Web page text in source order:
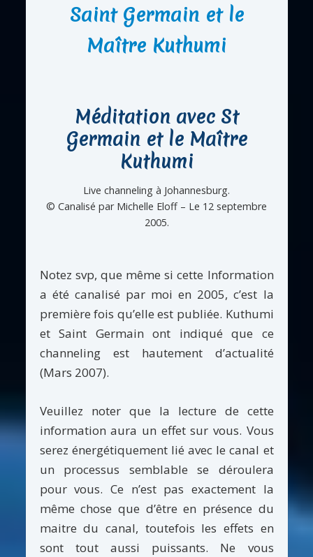
Saint Germain et le
Maître Kuthumi
Méditation avec St
Germain et le Maître
Kuthumi
Live channeling à Johannesburg.
© Canalisé par Michelle Eloff – Le 12 septembre
2005.
Notez svp, que même si cette Information
a été canalisé par moi en 2005, c’est la
première fois qu’elle est publiée. Kuthumi
et Saint Germain ont indiqué que ce
channeling est hautement d’actualité
(Mars 2007).
Veuillez noter que la lecture de cette
information aura un effet sur vous. Vous
serez énergétiquement lié avec le canal et
un processus semblable se déroulera
pour vous. Ce n’est pas exactement la
même chose que d’être en présence du
maitre du canal, toutefois les effets en
sont tout aussi puissants. Ne vous